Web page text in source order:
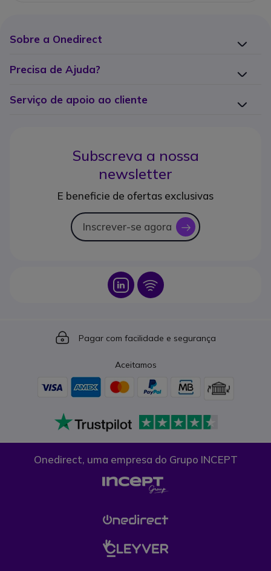
Sobre a Onedirect
Precisa de Ajuda?
Serviço de apoio ao cliente
Subscreva a nossa
newsletter
E beneficie de ofertas exclusivas
Inscrever-se agora icon
Icon Icon
Icon
Pagar com facilidade e segurança
Aceitamos
Onedirect, uma empresa do Grupo INCEPT